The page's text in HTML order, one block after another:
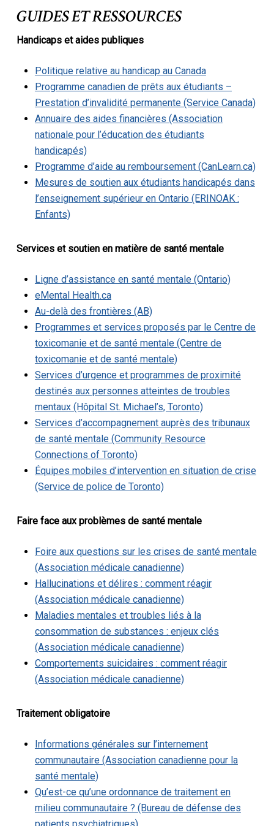
GUIDES ET RESSOURCES
Handicaps et aides publiques
Politique relative au handicap au Canada
Programme canadien de prêts aux étudiants –
Prestation d’invalidité permanente (Service Canada)
Annuaire des aides financières (Association
nationale pour l’éducation des étudiants
handicapés)
Programme d’aide au remboursement (CanLearn.ca)
Mesures de soutien aux étudiants handicapés dans
l’enseignement supérieur en Ontario (ERINOAK :
Enfants)
Services et soutien en matière de santé mentale
Ligne d’assistance en santé mentale (Ontario)
eMental Health.ca
Au-delà des frontières (AB)
Programmes et services proposés par le Centre de
toxicomanie et de santé mentale (Centre de
toxicomanie et de santé mentale)
Services d’urgence et programmes de proximité
destinés aux personnes atteintes de troubles
mentaux (Hôpital St. Michael’s, Toronto)
Services d’accompagnement auprès des tribunaux
de santé mentale (Community Resource
Connections of Toronto)
Équipes mobiles d’intervention en situation de crise
(Service de police de Toronto)
Faire face aux problèmes de santé mentale
Foire aux questions sur les crises de santé mentale
(Association médicale canadienne)
Hallucinations et délires : comment réagir
(Association médicale canadienne)
Maladies mentales et troubles liés à la
consommation de substances : enjeux clés
(Association médicale canadienne)
Comportements suicidaires : comment réagir
(Association médicale canadienne)
Traitement obligatoire
Informations générales sur l’internement
communautaire (Association canadienne pour la
santé mentale)
Qu’est-ce qu’une ordonnance de traitement en
milieu communautaire ? (Bureau de défense des